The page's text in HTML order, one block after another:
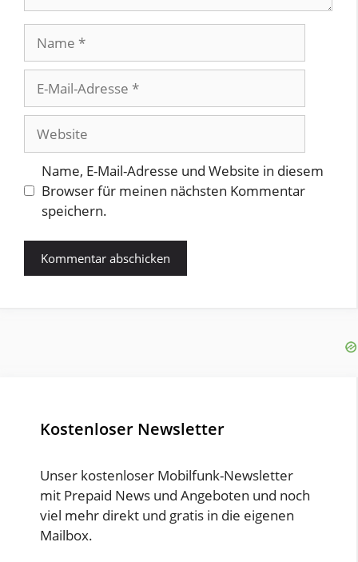
Mail-
Adresse
Name, E-Mail-Adresse und Website in diesem
Browser für meinen nächsten Kommentar
speichern.
Kostenloser Newsletter
Unser kostenloser Mobilfunk-Newsletter
mit Prepaid News und Angeboten und noch
viel mehr direkt und gratis in die eigenen
Mailbox.